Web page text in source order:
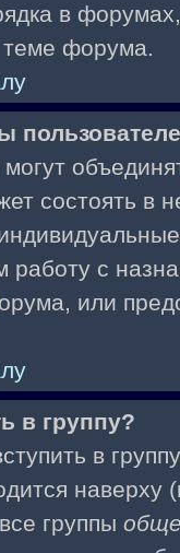
в
теме форума.
состоять в
работу с
или
в группу?
в
группы